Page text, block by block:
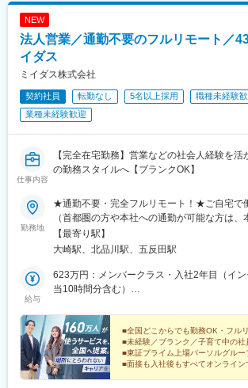
NEW
法人営業／通勤不要のフルリモート／
イダス
ミイダス株式会社
契約社員 転勤なし 5名以上採用
職種未経験
業種未経験歓迎
仕事内容
【完全在宅勤務】営業などの社会人経験を活
の勤務スタイルへ【ブランクOK】
勤務地
★通勤不要・完全フルリモート！★ご自宅で
（首都圏の方や本社への通勤が可能な方は、
後に在宅勤務となります）
社】東京都品川区北品川5-1-18 住友不動産
んかい線 「大崎駅」新東口より徒歩8分■東
東急五反田駅出口より徒歩9分 ■JR山手線 「
【最寄り駅】
大崎駅、北品川駅、五反田駅
給与
623万円：メンバークラス・入社2年目（イ
当10時間分含む）
当10時間分含む）
■全国どこからでも勤務OK・フル
■未経験／ブランク／子育て中の社
■東証プライム上場パーソルグルー
■面接も入社後もすべてオンライン